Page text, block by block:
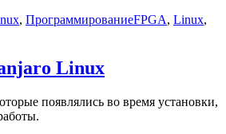
, ПрограммированиеМетки
FPGA, Linux,
Linux
появлялись во время установки,